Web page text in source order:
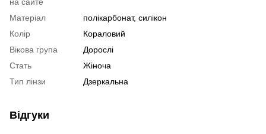
Матеріал
полікарбонат, силікон
Колір
Кораловий
Вікова група
Дорослі
Стать
Жіноча
Тип лінзи
Дзеркальна
Відгуки